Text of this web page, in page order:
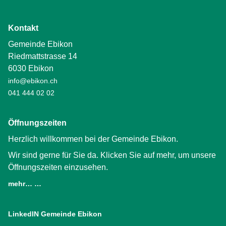
Kontakt
Gemeinde Ebikon
Riedmattstrasse 14
6030 Ebikon
info@ebikon.ch
041 444 02 02
Öffnungszeiten
Herzlich willkommen bei der Gemeinde Ebikon.
Wir sind gerne für Sie da. Klicken Sie auf mehr, um unsere
Öffnungszeiten einzusehen.
mehr… …
LinkedIN Gemeinde Ebikon